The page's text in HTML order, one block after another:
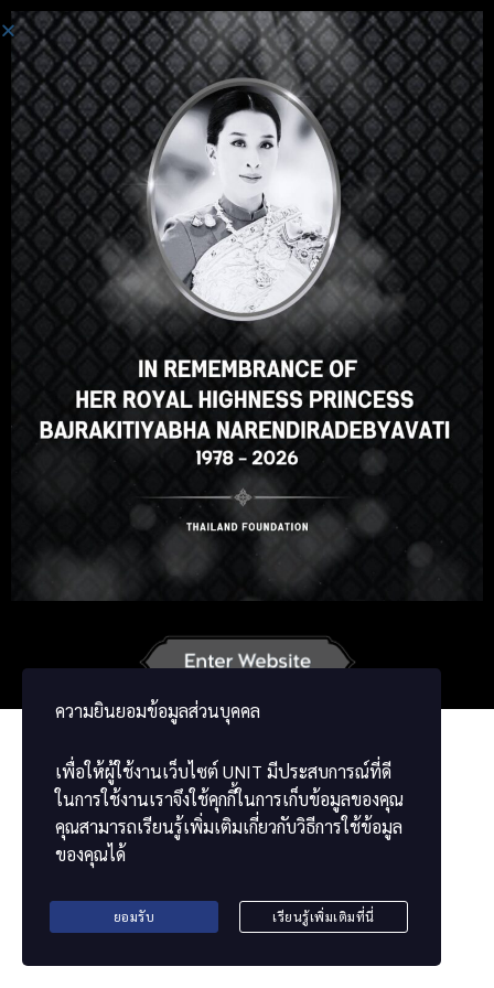
Đăng Nhập
Hey there, great course, right?
Do you like this course?
ENROLL COURSE
ความยินยอมข้อมูลส่วนบุคคล
เพื่อให้ผู้ใช้งานเว็บไซต์ UNIT มีประสบการณ์ที่ดี
ในการใช้งานเราจึงใช้คุกกี้ในการเก็บข้อมูลของคุณ
คุณสามารถเรียนรู้เพิ่มเติมเกี่ยวกับวิธีการใช้ข้อมูล
ของคุณได้
ยอมรับ เรียนรู้เพิ่มเติมที่นี่
Select your language
English ภาษาไทย
Korean Japanese
ខ្មែរ